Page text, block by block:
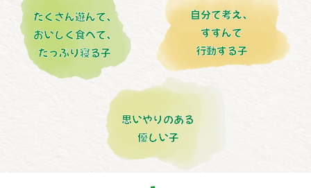
たくさん遊んで、
おいしく食べて、
たっぷり寝る子
自分で考え、
すすんで
行動する子
思いやりのある
優しい子